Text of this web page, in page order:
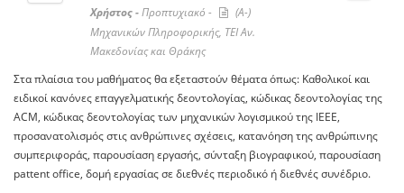
Χρήστος -Προπτυχιακό -
(A-)
Μηχανικών Πληροφορικής, ΤΕΙ Αν.
Μακεδονίας και Θράκης
Στα πλαίσια του μαθήματος θα εξεταστούν θέματα όπως: Καθολικοί και
ειδικοί κανόνες επαγγελματικής δεοντολογίας, κώδικας δεοντολογίας της
ACM, κώδικας δεοντολογίας των μηχανικών λογισμικού της IEEE,
προσανατολισμός στις ανθρώπινες σχέσεις, κατανόηση της ανθρώπινης
συμπεριφοράς, παρουσίαση εργασής, σύνταξη βιογραφικού, παρουσίαση
pattent office, δομή εργασίας σε διεθνές περιοδικό ή διεθνές συνέδριο.